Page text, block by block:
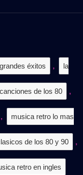
grandes éxitos , la
de los 80 ,
, musica retro lo mas
de los 80 y 90 ,
retro en ingles